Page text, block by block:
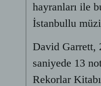
hayranları ile
İstanbullu
David Garrett,
saniyede 13
Rekorlar